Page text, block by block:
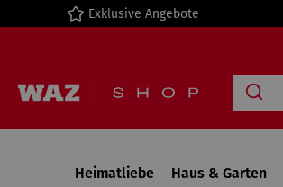
Zur Hauptnavigation springen
Exklusive Angebote
Heimatliebe Haus & Garten